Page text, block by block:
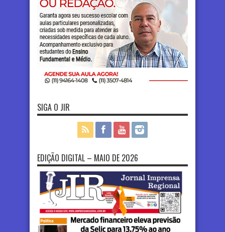
SIGA O JIR
EDIÇÃO DIGITAL – MAIO DE 2026